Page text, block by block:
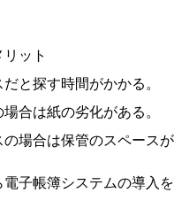
ット
と探す時間がかかる。
合は紙の劣化がある。
場合は保管のスペース
電子帳簿システムの導入